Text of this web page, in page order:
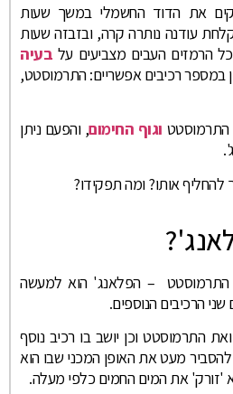
את הדוד החשמלי במשך שעות
עודנה נותרה קרה, ובזבזה שעות
הרמזים העבים מצביעים על בעיה
במספר רכיבים אפשריים: התרמוסטט,
התרמוסטט וגוף החימום, והפעם ניתן
אותו? ומה תפקידו?
התרמוסטט – הפלאנג' הוא למעשה
הרכיבים הנוספים.
התרמוסטט וכן יושב בו רכיב נוסף
מעט את האופן המכני שבו הוא
'זורק' את המים החמים כלפי מעלה.